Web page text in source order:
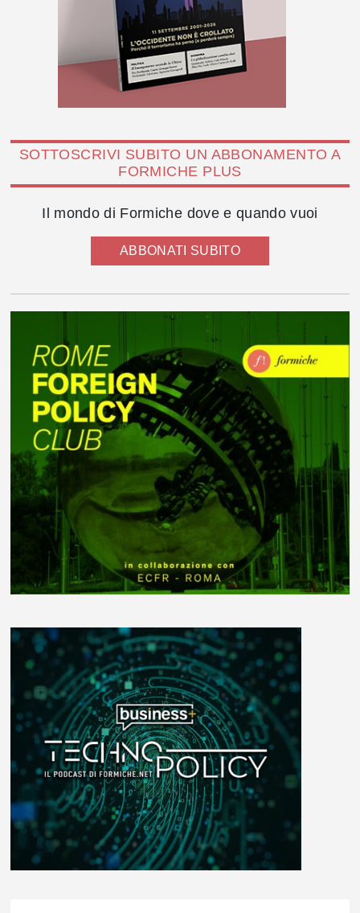
SOTTOSCRIVI SUBITO UN ABBONAMENTO A
FORMICHE PLUS
Il mondo di Formiche dove e quando vuoi
ABBONATI SUBITO